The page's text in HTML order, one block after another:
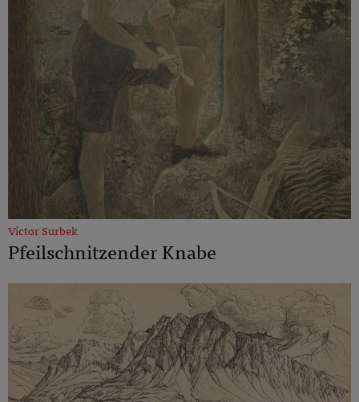
Victor Surbek
Pfeilschnitzender Knabe